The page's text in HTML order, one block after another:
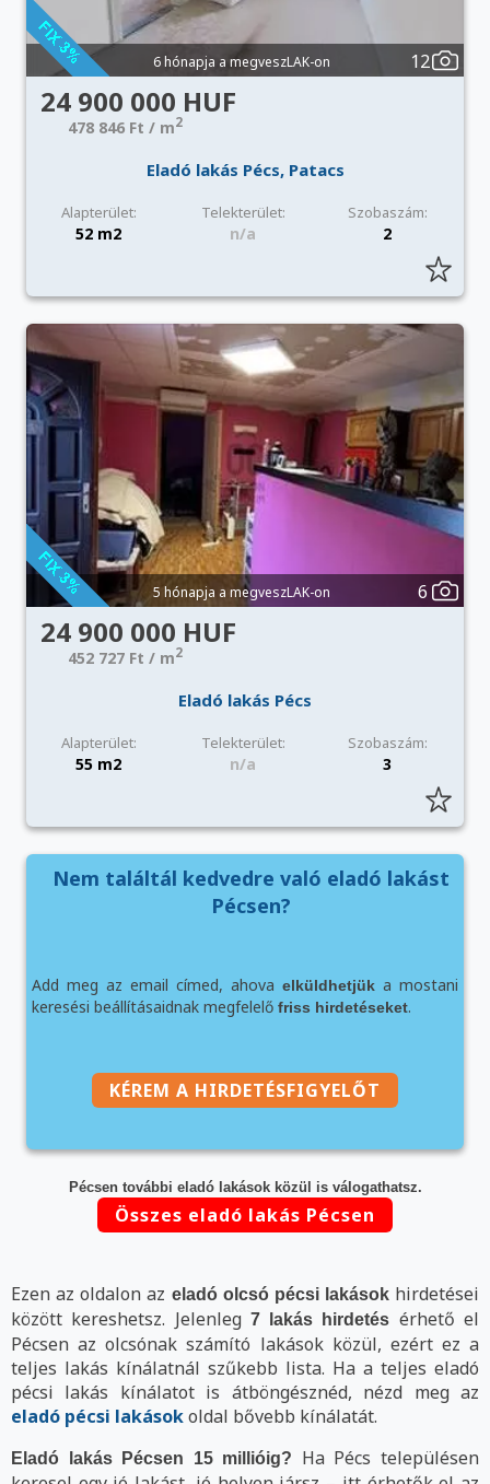
6 hónapja a megveszLAK-on 12
24 900 000 HUF
478 846 Ft / m2
Eladó lakás Pécs, Patacs
Alapterület: Telekterület: Szobaszám:
52 m2 n/a 2
5 hónapja a megveszLAK-on 6
24 900 000 HUF
452 727 Ft / m2
Eladó lakás Pécs
Alapterület: Telekterület: Szobaszám:
55 m2 n/a 3
Nem találtál kedvedre való eladó lakást
Pécsen?
Add meg az email címed, ahova elküldhetjük a mostani
keresési beállításaidnak megfelelő friss hirdetéseket.
KÉREM A HIRDETÉSFIGYELŐT
Pécsen további eladó lakások közül is válogathatsz.
Összes eladó lakás Pécsen
Ezen az oldalon az eladó olcsó pécsi lakásokhirdetései
között kereshetsz. Jelenleg 7 lakás hirdetés érhető el
Pécsen az olcsónak számító lakások közül, ezért ez a
teljes lakás kínálatnál szűkebb lista. Ha a teljes eladó
pécsi lakás kínálatot is átböngésznéd, nézd meg az
eladó pécsi lakásokoldal bővebb kínálatát.
Eladó lakás Pécsen 15 millióig?
Ha Pécs településen